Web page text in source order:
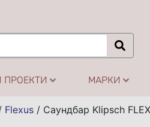
ПРОЕКТИ МАРКИ
Flexus / Саундбар Klipsch